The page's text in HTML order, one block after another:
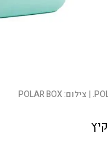
צילום:POLAR BOX